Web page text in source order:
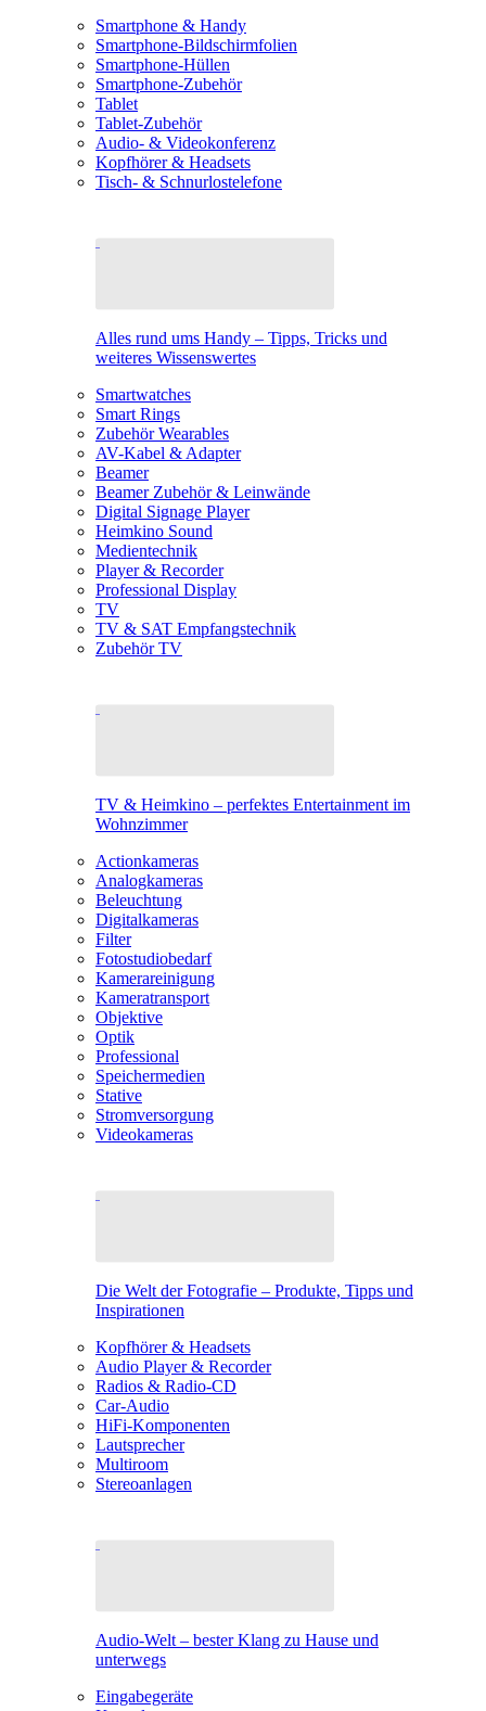
Smartphone & Handy
Smartphone-Bildschirmfolien
Smartphone-Hüllen
Smartphone-Zubehör
Tablet
Tablet-Zubehör
Audio- & Videokonferenz
Kopfhörer & Headsets
Tisch- & Schnurlostelefone
Alles rund ums Handy – Tipps, Tricks und
weiteres Wissenswertes
Smartwatches
Smart Rings
Zubehör Wearables
AV-Kabel & Adapter
Beamer
Beamer Zubehör & Leinwände
Digital Signage Player
Heimkino Sound
Medientechnik
Player & Recorder
Professional Display
TV
TV & SAT Empfangstechnik
Zubehör TV
TV & Heimkino – perfektes Entertainment im
Wohnzimmer
Actionkameras
Analogkameras
Beleuchtung
Digitalkameras
Filter
Fotostudiobedarf
Kamerareinigung
Kameratransport
Objektive
Optik
Professional
Speichermedien
Stative
Stromversorgung
Videokameras
Die Welt der Fotografie – Produkte, Tipps und
Inspirationen
Kopfhörer & Headsets
Audio Player & Recorder
Radios & Radio-CD
Car-Audio
HiFi-Komponenten
Lautsprecher
Multiroom
Stereoanlagen
Audio-Welt – bester Klang zu Hause und
unterwegs
Eingabegeräte